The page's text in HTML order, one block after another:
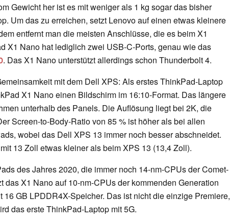
Gewicht her ist es mit weniger als 1 kg sogar das bisher
Um das zu erreichen, setzt Lenovo auf einen etwas kleinere
entfernt man die meisten Anschlüsse, die es beim X1
X1 Nano hat lediglich zwei USB-C-Ports, genau wie das
. Das X1 Nano unterstützt allerdings schon Thunderbolt 4.
mit dem Dell XPS: Als erstes ThinkPad-Laptop
X1 Nano einen Bildschirm im 16:10-Format. Das längere
unterhalb des Panels. Die Auflösung liegt bei 2K, die
Screen-to-Body-Ratio von 85 % ist höher als bei allen
wobei das Dell XPS 13 immer noch besser abschneidet.
13 Zoll etwas kleiner als beim XPS 13 (13,4 Zoll).
des Jahres 2020, die immer noch 14-nm-CPUs der Comet-
das X1 Nano auf 10-nm-CPUs der kommenden Generation
16 GB LPDDR4X-Speicher. Das ist nicht die einzige Premiere,
das erste ThinkPad-Laptop mit 5G.